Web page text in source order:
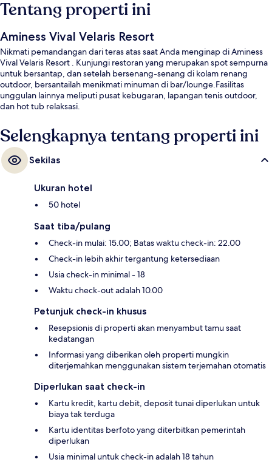
Tentang properti ini
Aminess Vival Velaris Resort
Nikmati pemandangan dari teras atas saat Anda menginap di Aminess
Vival Velaris Resort . Kunjungi restoran yang merupakan spot sempurna
untuk bersantap, dan setelah bersenang-senang di kolam renang
outdoor, bersantailah menikmati minuman di bar/lounge.Fasilitas
unggulan lainnya meliputi pusat kebugaran, lapangan tenis outdoor,
dan hot tub relaksasi.
Selengkapnya tentang properti ini
Sekilas
Ukuran hotel
50 hotel
Saat tiba/pulang
Check-in mulai: 15.00; Batas waktu check-in: 22.00
Check-in lebih akhir tergantung ketersediaan
Usia check-in minimal - 18
Waktu check-out adalah 10.00
Petunjuk check-in khusus
Resepsionis di properti akan menyambut tamu saat
kedatangan
Informasi yang diberikan oleh properti mungkin
diterjemahkan menggunakan sistem terjemahan otomatis
Diperlukan saat check-in
Kartu kredit, kartu debit, deposit tunai diperlukan untuk
biaya tak terduga
Kartu identitas berfoto yang diterbitkan pemerintah
diperlukan
Usia minimal untuk check-in adalah 18 tahun